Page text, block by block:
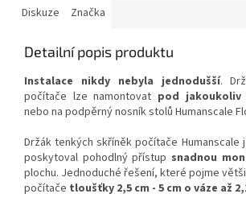
Diskuze
Značka
Detailní popis produktu
Instalace nikdy nebyla jednodušší.
počítače lze namontovat pod jakoukoliv
nebo na podpěrný nosník stolů Humanscale
Držák tenkých skříněk počítače Humanscale
poskytoval pohodlný přístup snadnou
plochu. Jednoduché řešení, které pojme
počítače tloušťky 2,5 cm - 5 cm o váze až